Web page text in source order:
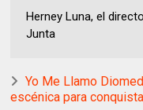
Herney Luna, el
Junta
Yo Me Llamo
escénica para